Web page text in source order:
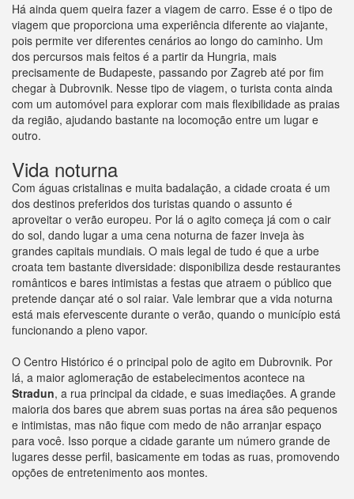
Há ainda quem queira fazer a viagem de carro. Esse é o tipo de
viagem que proporciona uma experiência diferente ao viajante,
pois permite ver diferentes cenários ao longo do caminho. Um
dos percursos mais feitos é a partir da Hungria, mais
precisamente de Budapeste, passando por Zagreb até por fim
chegar à Dubrovnik. Nesse tipo de viagem, o turista conta ainda
com um automóvel para explorar com mais flexibilidade as praias
da região, ajudando bastante na locomoção entre um lugar e
outro.
Vida noturna
Com águas cristalinas e muita badalação, a cidade croata é um
dos destinos preferidos dos turistas quando o assunto é
aproveitar o verão europeu. Por lá o agito começa já com o cair
do sol, dando lugar a uma cena noturna de fazer inveja às
grandes capitais mundiais. O mais legal de tudo é que a urbe
croata tem bastante diversidade: disponibiliza desde restaurantes
românticos e bares intimistas a festas que atraem o público que
pretende dançar até o sol raiar. Vale lembrar que a vida noturna
está mais efervescente durante o verão, quando o município está
funcionando a pleno vapor.
O Centro Histórico é o principal polo de agito em Dubrovnik. Por
lá, a maior aglomeração de estabelecimentos acontece na
Stradun, a rua principal da cidade, e suas imediações. A grande
maioria dos bares que abrem suas portas na área são pequenos
e intimistas, mas não fique com medo de não arranjar espaço
para você. Isso porque a cidade garante um número grande de
lugares desse perfil, basicamente em todas as ruas, promovendo
opções de entretenimento aos montes.